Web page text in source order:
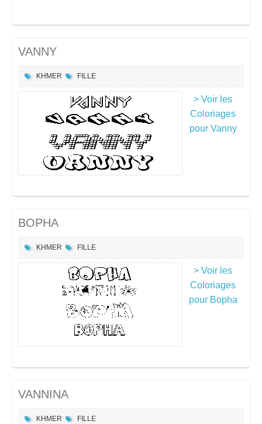
VANNY
KHMER FILLE
> Voir les
Coloriages
pour Vanny
BOPHA
KHMER FILLE
> Voir les
Coloriages
pour Bopha
VANNINA
KHMER FILLE